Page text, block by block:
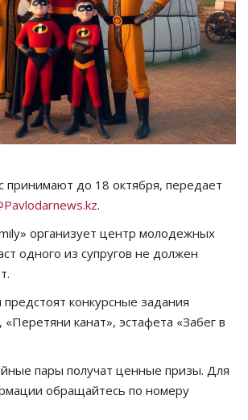
принимают до 18 октября, передает
.
организует центр молодежных
одного из супругов не должен
конкурсные задания
канат», эстафета «Забег в
пары получат ценные призы. Для
обращайтесь по номеру